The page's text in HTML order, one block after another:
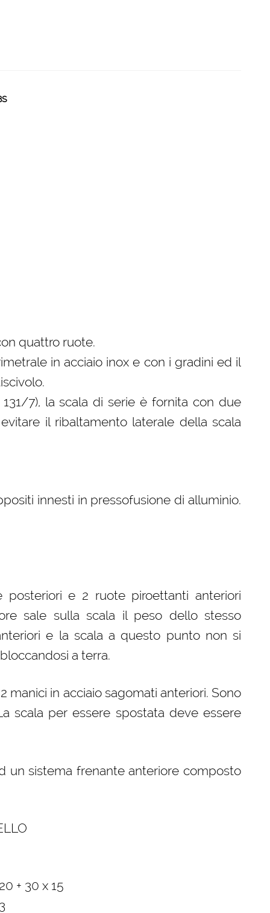
quattro ruote.
in acciaio inox e con i gradini ed il
7), la scala di serie è fornita con due
il ribaltamento laterale della scala
innesti in pressofusione di alluminio.
posteriori e 2 ruote piroettanti anteriori
sale sulla scala il peso dello stesso
e la scala a questo punto non si
a terra.
manici in acciaio sagomati anteriori. Sono
scala per essere spostata deve essere
un sistema frenante anteriore composto
+ 30 x 15